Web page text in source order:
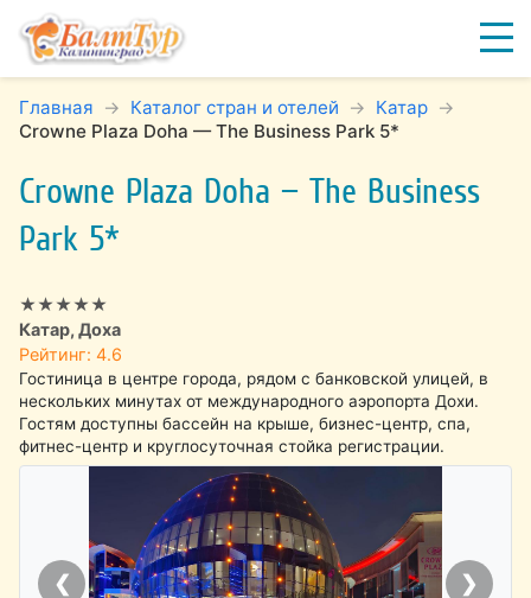
Главная Каталог стран и отелей
Катар
Crowne Plaza Doha — The Business Park 5*
Crowne Plaza Doha — The Business
Park 5*
★★★★★
Катар, Доха
Рейтинг: 4.6
Гостиница в центре города, рядом с банковской улицей, в
нескольких минутах от международного аэропорта Дохи.
Гостям доступны бассейн на крыше, бизнес-центр, спа,
фитнес-центр и круглосуточная стойка регистрации.
❮ ❯